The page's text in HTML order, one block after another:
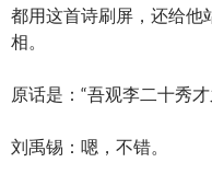
都用这首诗刷屏，还给他
相。
原话是：“吾观李二十秀
刘禹锡：嗯，不错。